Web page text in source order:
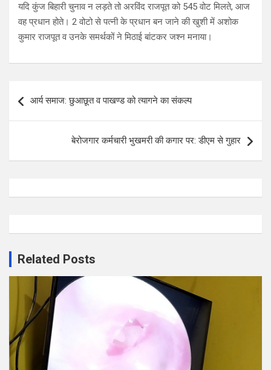
यदि कुंज बिहारी चुनाव न लड़ते तो अरविंद राजपूत को 545 वोट मिलते, आज
वह प्रधान होते। 2 वोटो से पत्नी के प्रधान बन जाने की खुशी में अशोक
कुमार राजपूत व उनके समर्थकों ने मिठाई बांटकर जश्न मनाया।
navigation
आर्य समाज: छुआछूत व पाखण्ड को त्यागने का संकल्प
बेरोजगार कर्मचारी भुखमरी की कगार पर: डीएम से गुहार
Related Posts